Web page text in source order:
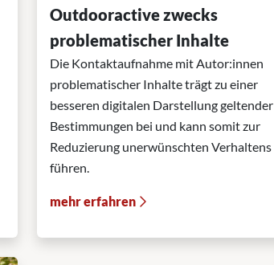
Outdooractive zwecks
problematischer Inhalte
Die Kontaktaufnahme mit Autor:innen
problematischer Inhalte trägt zu einer
besseren digitalen Darstellung geltender
Bestimmungen bei und kann somit zur
Reduzierung unerwünschten Verhaltens
führen.
mehr erfahren